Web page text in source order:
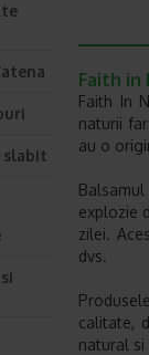
Faith in
Faith In
naturii
au o
explozie
zilei.
dvs.
calitate,
natural
slabit